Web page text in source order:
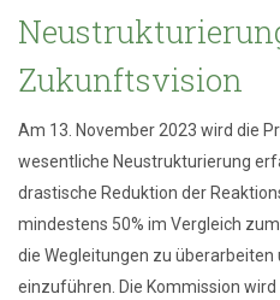
Zukunftsvision
Am 13. November 2023 wird die
wesentliche Neustrukturierung
drastische Reduktion der
mindestens 50% im Vergleich
die Wegleitungen zu
einzuführen. Die Kommission wird